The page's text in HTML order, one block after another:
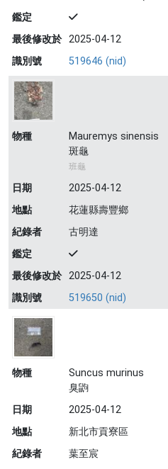
鑑定
最後修改於 2025-04-12
識別號
519646 (nid)
物種
Mauremys sinensis
斑龜
班龜
日期
2025-04-12
地點
花蓮縣壽豐鄉
紀錄者
古明達
鑑定
最後修改於 2025-04-12
識別號
519650 (nid)
物種
Suncus murinus
臭鼩
日期
2025-04-12
地點
新北市貢寮區
紀錄者
葉至宸